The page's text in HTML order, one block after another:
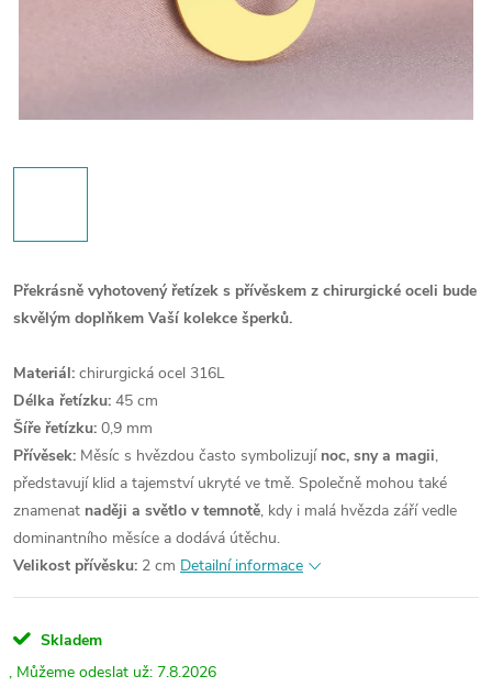
Překrásně vyhotovený řetízek s přívěskem z chirurgické oceli bude
skvělým doplňkem Vaší kolekce šperků.
Materiál: chirurgická ocel 316L
Délka řetízku: 45 cm
Šíře řetízku: 0,9 mm
Přívěsek: Měsíc s hvězdou často symbolizují noc, sny a magii,
představují klid a tajemství ukryté ve tmě. Společně mohou také
znamenat naději a světlo v temnotě, kdy i malá hvězda září vedle
dominantního měsíce a dodává útěchu.
Velikost přívěsku: 2 cm Detailní informace
Skladem
7.8.2026